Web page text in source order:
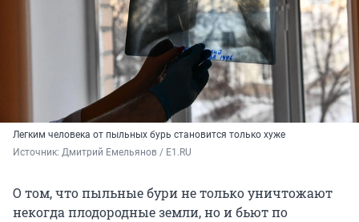
Легким человека от пыльных бурь становится только хуже
Источник: Дмитрий Емельянов / E1.RU
О том, что пыльные бури не только уничтожают
некогда плодородные земли, но и бьют по